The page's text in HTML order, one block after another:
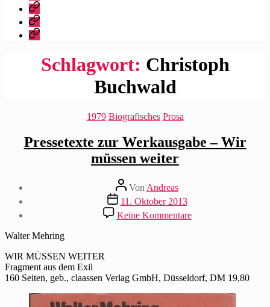
Zitate
|
Tweets
Impressum/Datenschutz
Rechteanfrage
Schlagwort: Christoph
Buchwald
Kategorien
1979 Biografisches Prosa
Pressetexte zur Werkausgabe – Wir
müssen weiter
Beitragsautor
Von Andreas
Beitragsdatum
11. Oktober 2013
Keine Kommentarezu
Pressetexte
müssen
Walter Mehring
WIR MÜSSEN WEITER
Fragment aus dem Exil
160 Seiten, geb., claassen Verlag GmbH, Düsseldorf, DM 19,80